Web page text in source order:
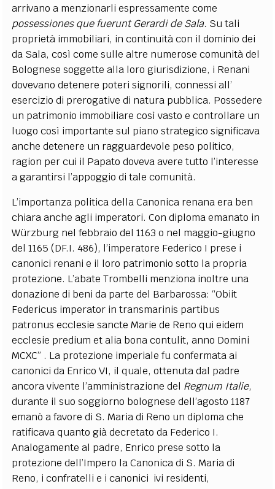
arrivano a menzionarli espressamente come
possessiones que fuerunt Gerardi de Sala. Su tali
proprietà immobiliari, in continuità con il dominio dei
da Sala, così come sulle altre numerose comunità del
Bolognese soggette alla loro giurisdizione, i Renani
dovevano detenere poteri signorili, connessi all’
esercizio di prerogative di natura pubblica. Possedere
un patrimonio immobiliare così vasto e controllare un
luogo così importante sul piano strategico significava
anche detenere un ragguardevole peso politico,
ragion per cui il Papato doveva avere tutto l’interesse
a garantirsi l’appoggio di tale comunità.
L’importanza politica della Canonica renana era ben
chiara anche agli imperatori. Con diploma emanato in
Würzburg nel febbraio del 1163 o nel maggio-giugno
del 1165 (DF.I. 486), l’imperatore Federico I prese i
canonici renani e il loro patrimonio sotto la propria
protezione. L’abate Trombelli menziona inoltre una
donazione di beni da parte del Barbarossa: “Obiit
Federicus imperator in transmarinis partibus
patronus ecclesie sancte Marie de Reno qui eidem
ecclesie predium et alia bona contulit, anno Domini
MCXC” . La protezione imperiale fu confermata ai
canonici da Enrico VI, il quale, ottenuta dal padre
ancora vivente l’amministrazione del Regnum Italie,
durante il suo soggiorno bolognese dell’agosto 1187
emanò a favore di S. Maria di Reno un diploma che
ratificava quanto già decretato da Federico I.
Analogamente al padre, Enrico prese sotto la
protezione dell’Impero la Canonica di S. Maria di
Reno, i confratelli e i canonici ivi residenti,